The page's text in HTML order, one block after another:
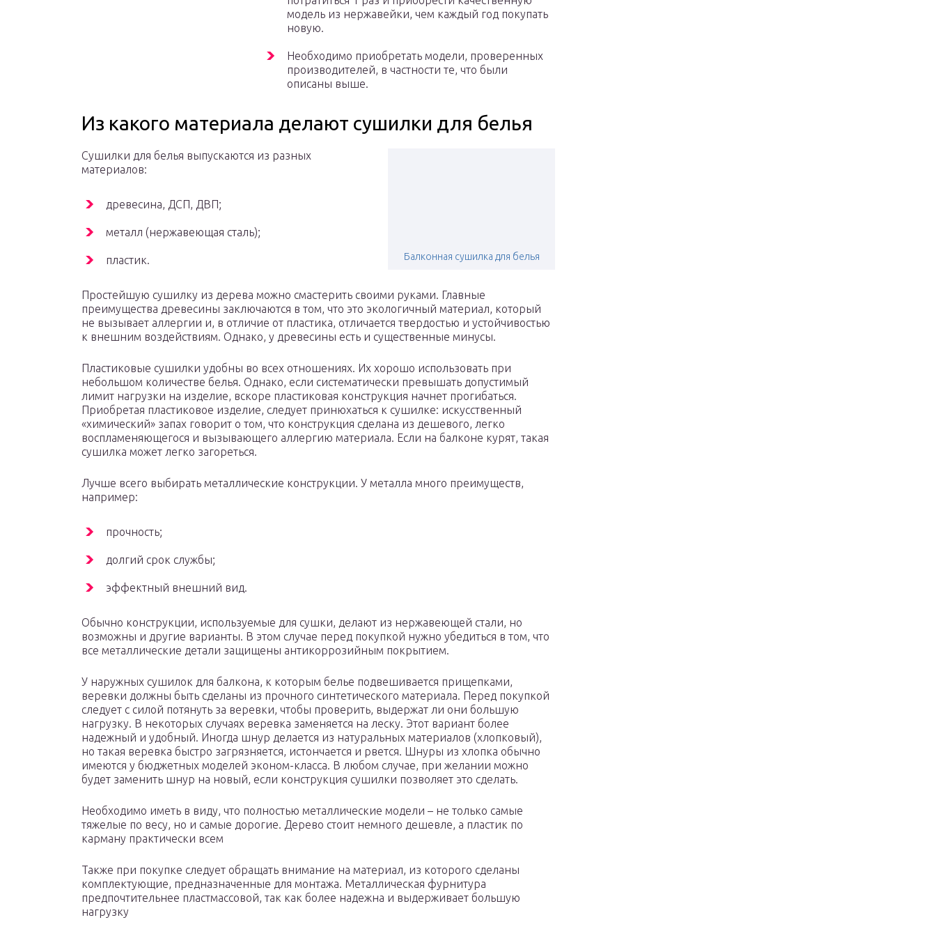
модель из нержавейки, чем каждый год покупать
новую.
Необходимо приобретать модели, проверенных
производителей, в частности те, что были
описаны выше.
Из какого материала делают сушилки для белья
Балконная сушилка для белья
Сушилки для белья выпускаются из разных
материалов:
древесина, ДСП, ДВП;
металл (нержавеющая сталь);
пластик.
Простейшую сушилку из дерева можно смастерить своими руками. Главные
преимущества древесины заключаются в том, что это экологичный материал, который
не вызывает аллергии и, в отличие от пластика, отличается твердостью и устойчивостью
к внешним воздействиям. Однако, у древесины есть и существенные минусы.
Пластиковые сушилки удобны во всех отношениях. Их хорошо использовать при
небольшом количестве белья. Однако, если систематически превышать допустимый
лимит нагрузки на изделие, вскоре пластиковая конструкция начнет прогибаться.
Приобретая пластиковое изделие, следует принюхаться к сушилке: искусственный
«химический» запах говорит о том, что конструкция сделана из дешевого, легко
воспламеняющегося и вызывающего аллергию материала. Если на балконе курят, такая
сушилка может легко загореться.
Лучше всего выбирать металлические конструкции. У металла много преимуществ,
например:
прочность;
долгий срок службы;
эффектный внешний вид.
Обычно конструкции, используемые для сушки, делают из нержавеющей стали, но
возможны и другие варианты. В этом случае перед покупкой нужно убедиться в том, что
все металлические детали защищены антикоррозийным покрытием.
У наружных сушилок для балкона, к которым белье подвешивается прищепками,
веревки должны быть сделаны из прочного синтетического материала. Перед покупкой
следует с силой потянуть за веревки, чтобы проверить, выдержат ли они большую
нагрузку. В некоторых случаях веревка заменяется на леску. Этот вариант более
надежный и удобный. Иногда шнур делается из натуральных материалов (хлопковый),
но такая веревка быстро загрязняется, истончается и рвется. Шнуры из хлопка обычно
имеются у бюджетных моделей эконом-класса. В любом случае, при желании можно
будет заменить шнур на новый, если конструкция сушилки позволяет это сделать.
Необходимо иметь в виду, что полностью металлические модели – не только самые
тяжелые по весу, но и самые дорогие. Дерево стоит немного дешевле, а пластик по
карману практически всем
Также при покупке следует обращать внимание на материал, из которого сделаны
комплектующие, предназначенные для монтажа. Металлическая фурнитура
предпочтительнее пластмассовой, так как более надежна и выдерживает большую
нагрузку